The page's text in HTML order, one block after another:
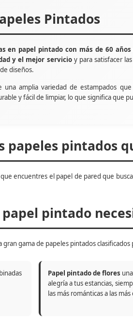
Pintados
en papel pintado con más de 60 años
y el mejor servicioy para satisfacer
diseños.
amplia variedad de estampados
y fácil de limpiar, lo que significa
papeles pintados
encuentres el papel de pared que
pintado
gama de papeles pintados clasificados
Papel pintado de flores
alegría a tus estancias,
las más románticas a las